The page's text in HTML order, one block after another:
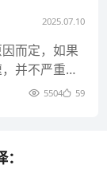
2025.07.10
而定，如果
并不严重，
5504 59